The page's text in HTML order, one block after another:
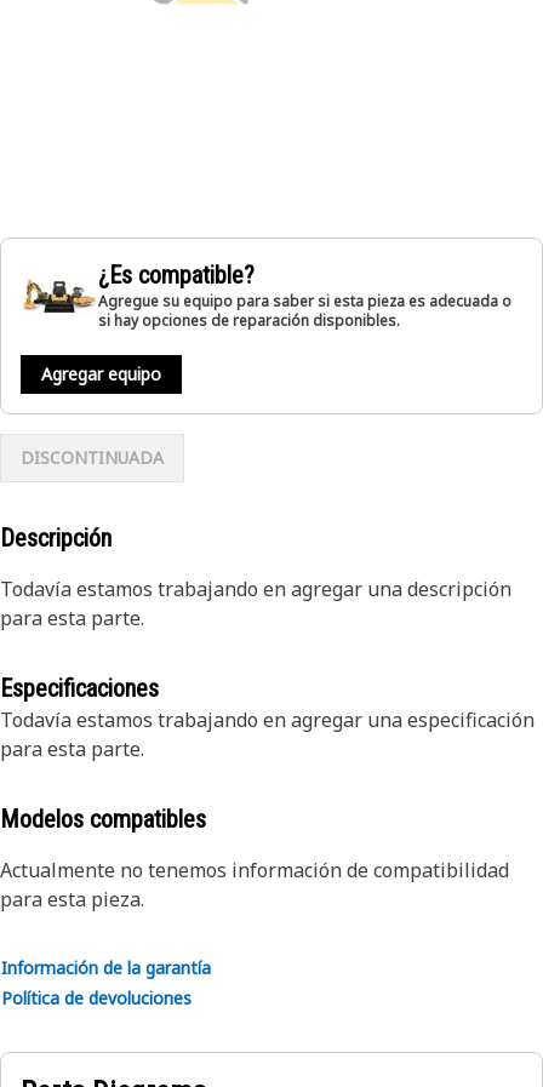
¿Es compatible?
Agregue su equipo para saber si esta pieza es adecuada o
si hay opciones de reparación disponibles.
Agregar equipo
DISCONTINUADA
Descripción
Todavía estamos trabajando en agregar una descripción
para esta parte.
Especificaciones
Todavía estamos trabajando en agregar una especificación
para esta parte.
Modelos compatibles
Actualmente no tenemos información de compatibilidad
para esta pieza.
Información de la garantía
Política de devoluciones